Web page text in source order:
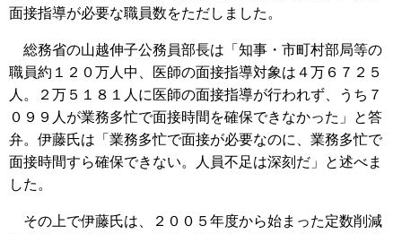
面接指導が必要な職員数をただしました。
総務省の山越伸子公務員部長は「知事・市町村部局等の
職員約１２０万人中、医師の面接指導対象は４万６７２５
人。２万５１８１人に医師の面接指導が行われず、うち７
０９９人が業務多忙で面接時間を確保できなかった」と答
弁。伊藤氏は「業務多忙で面接が必要なのに、業務多忙で
面接時間すら確保できない。人員不足は深刻だ」と述べま
した。
その上で伊藤氏は、２００５年度から始まった定数削減